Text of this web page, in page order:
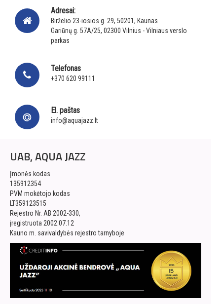
Adresai:
Birželio 23-iosios g. 29, 50201, Kaunas
Gariūnų g. 57A/25, 02300 Vilnius - Vilniaus verslo
parkas
Telefonas
+370 620 99111
El. paštas
info@aquajazz.lt
UAB, AQUA JAZZ
Įmonės kodas
135912354
PVM mokėtojo kodas
LT359123515
Rejestro Nr. AB 2002-330,
įregistruota 2002.07.12
Kauno m. savivaldybės rejestro tarnyboje